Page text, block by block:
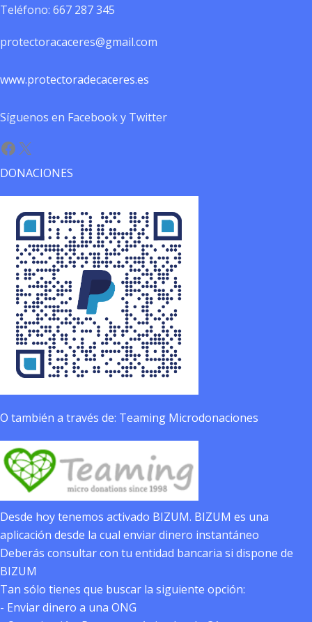
Teléfono: 667 287 345
protectoracaceres@gmail.com
www.protectoradecaceres.es
Síguenos en Facebook y Twitter
Facebook
X
DONACIONES
O también a través de: Teaming Microdonaciones
Desde hoy tenemos activado BIZUM. BIZUM es una
aplicación desde la cual enviar dinero instantáneo
Deberás consultar con tu entidad bancaria si dispone de
BIZUM
Tan sólo tienes que buscar la siguiente opción:
- Enviar dinero a una ONG